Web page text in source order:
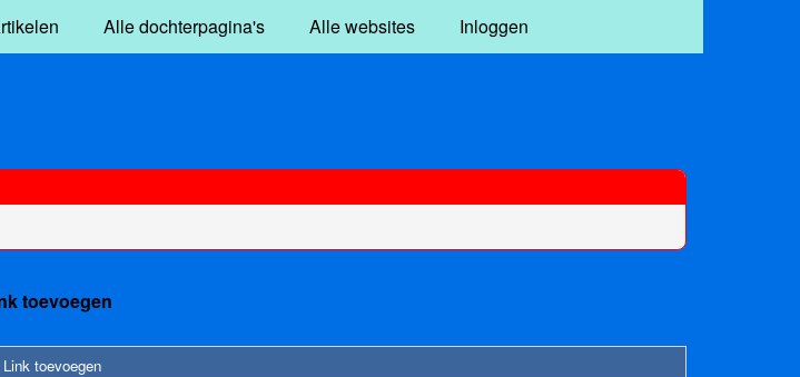
Alle dochterpagina's Alle websites Inloggen
toevoegen
Link toevoegen